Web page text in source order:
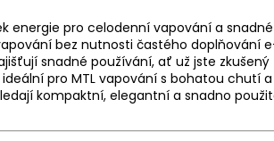
energie pro celodenní vapování a snadné
bez nutnosti častého doplňování
snadné používání, ať už jste zkušený
pro MTL vapování s bohatou chutí a
kompaktní, elegantní a snadno